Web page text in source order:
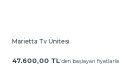
Marietta Tv Ünitesi
47.600,00 TL'den başlayan fiyatlarla